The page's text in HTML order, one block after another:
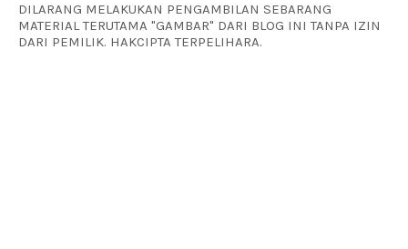
DILARANG MELAKUKAN PENGAMBILAN SEBARANG
MATERIAL TERUTAMA "GAMBAR" DARI BLOG INI TANPA IZIN
DARI PEMILIK. HAKCIPTA TERPELIHARA.